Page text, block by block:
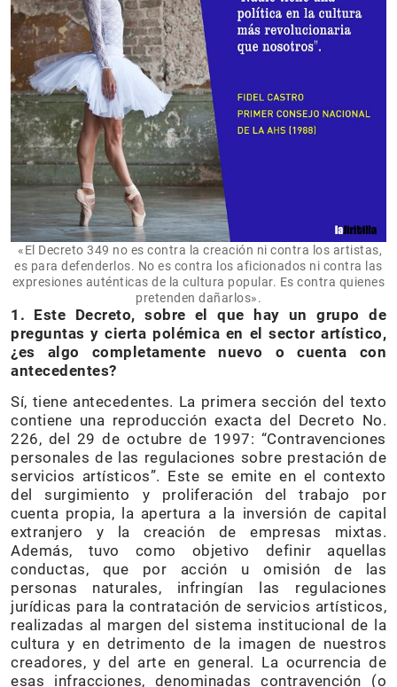
«El Decreto 349 no es contra la creación ni contra los artistas,
es para defenderlos. No es contra los aficionados ni contra las
expresiones auténticas de la cultura popular. Es contra quienes
pretenden dañarlos».
1. Este Decreto, sobre el que hay un grupo de
preguntas y cierta polémica en el sector artístico,
¿es algo completamente nuevo o cuenta con
antecedentes?
Sí, tiene antecedentes. La primera sección del texto
contiene una reproducción exacta del Decreto No.
226, del 29 de octubre de 1997: “Contravenciones
personales de las regulaciones sobre prestación de
servicios artísticos”. Este se emite en el contexto
del surgimiento y proliferación del trabajo por
cuenta propia, la apertura a la inversión de capital
extranjero y la creación de empresas mixtas.
Además, tuvo como objetivo definir aquellas
conductas, que por acción u omisión de las
personas naturales, infringían las regulaciones
jurídicas para la contratación de servicios artísticos,
realizadas al margen del sistema institucional de la
cultura y en detrimento de la imagen de nuestros
creadores, y del arte en general. La ocurrencia de
esas infracciones, denominadas contravención (o